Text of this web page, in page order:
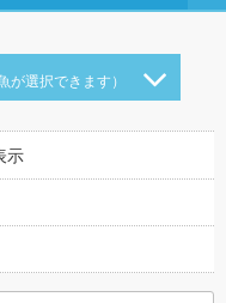
が選択できます）
示